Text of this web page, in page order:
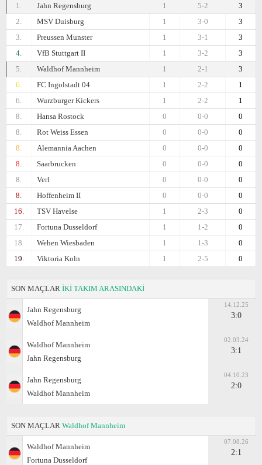
1.
Jahn Regensburg 3
5-2
1
2.
MSV Duisburg 3
3-0
1
3.
Preussen Munster 3
3-1
1
4.
VfB Stuttgart II 3
3-2
1
5.
Waldhof Mannheim 3
2-1
1
6.
FC Ingolstadt 04 1
2-2
1
6.
Wurzburger Kickers 1
2-2
1
8.
Hansa Rostock 0
0-0
0
8.
Rot Weiss Essen 0
0-0
0
8.
Alemannia Aachen 0
0-0
0
8.
Saarbrucken 0
0-0
0
8.
Verl 0
0-0
0
8.
Hoffenheim II 0
0-0
0
16.
TSV Havelse 0
2-3
1
17.
Fortuna Dusseldorf 0
1-2
1
18.
Wehen Wiesbaden 0
1-3
1
19.
Viktoria Koln 0
2-5
1
SON MAÇLAR İKİ TAKIM ARASINDAKİ
Jahn Regensburg
Waldhof Mannheim
14.12.25
3:0
Waldhof Mannheim
Jahn Regensburg
02.03.24
3:1
Jahn Regensburg
Waldhof Mannheim
04.10.23
2:0
SON MAÇLAR Waldhof Mannheim
Waldhof Mannheim
Fortuna Dusseldorf
07.08.26
2:1